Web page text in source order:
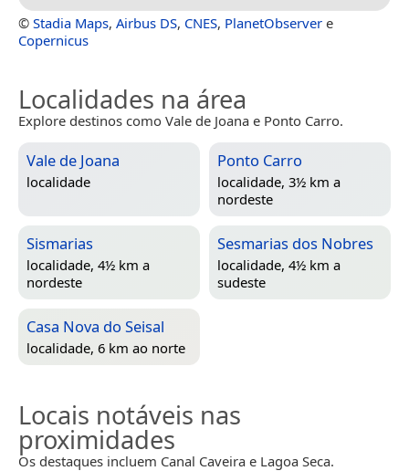
© Stadia Maps, Airbus DS, CNES, PlanetObserver e
Copernicus
Localidades na área
Explore destinos como Vale de Joana e Ponto Carro.
Vale de Joana
localidade
Ponto Carro
localidade, 3½ km a
nordeste
Sismarias
localidade, 4½ km a
nordeste
Sesmarias dos Nobres
localidade, 4½ km a
sudeste
Casa Nova do Seisal
localidade, 6 km ao norte
Locais notáveis nas
proximidades
Os destaques incluem Canal Caveira e Lagoa Seca.